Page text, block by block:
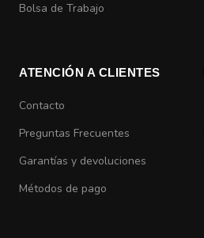
Bolsa de Trabajo
ATENCIÓN A CLIENTES
Contacto
Preguntas Frecuentes
Garantías y devoluciones
Métodos de pago